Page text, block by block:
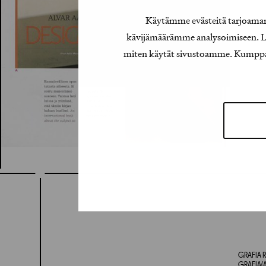
Käytämme evästeitä
kävijämäärämme analysoimiseen.
miten käytät sivustoamme.
GRAFIA